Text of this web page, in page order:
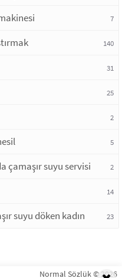
7
140
31
25
2
5
çamaşır suyu servisi 2
14
suyu döken kadın 23
Normal Sözlük © 2026